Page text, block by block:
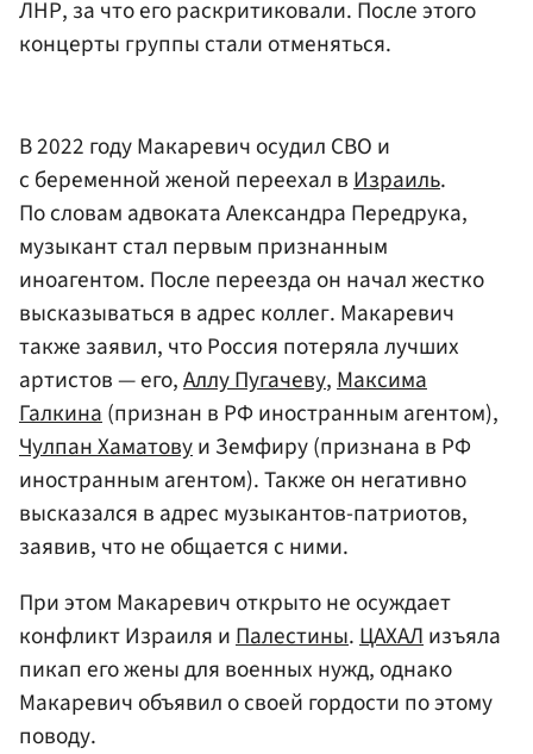
ЛНР, за что его раскритиковали. После этого
концерты группы стали отменяться.
В 2022 году Макаревич осудил СВО и
с беременной женой переехал вИзраиль.
По словам адвоката Александра Передрука,
музыкант стал первым признанным
иноагентом. После переезда он начал жестко
высказываться в адрес коллег. Макаревич
также заявил, что Россия потеряла лучших
артистов — его,Аллу Пугачеву,Максима
Галкина(признан в РФ иностранным агентом),
Чулпан Хаматовуи Земфиру (признана в РФ
иностранным агентом). Также он негативно
высказался в адрес музыкантов-патриотов,
заявив, что не общается с ними.
При этом Макаревич открыто не осуждает
конфликт Израиля иПалестины.ЦАХАЛизъяла
пикап его жены для военных нужд, однако
Макаревич объявил о своей гордости по этому
поводу.